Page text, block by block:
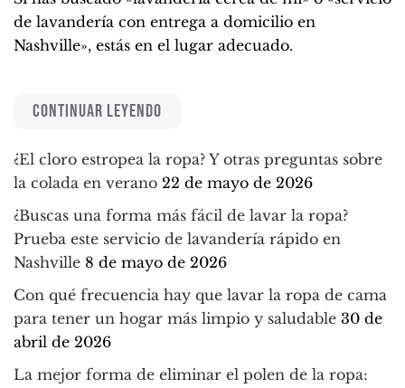
de lavandería con entrega a domicilio en
Nashville», estás en el lugar adecuado.
CONTINUAR LEYENDO
¿El cloro estropea la ropa? Y otras preguntas sobre
la colada en verano 22 de mayo de 2026
¿Buscas una forma más fácil de lavar la ropa?
Prueba este servicio de lavandería rápido en
Nashville 8 de mayo de 2026
Con qué frecuencia hay que lavar la ropa de cama
para tener un hogar más limpio y saludable 30 de
abril de 2026
La mejor forma de eliminar el polen de la ropa: